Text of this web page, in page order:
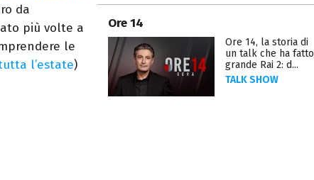
da
più volte a
le
l’estate)
Ore 14
Ore 14, la storia di
un talk che ha fatto
grande Rai 2: d...
TALK SHOW